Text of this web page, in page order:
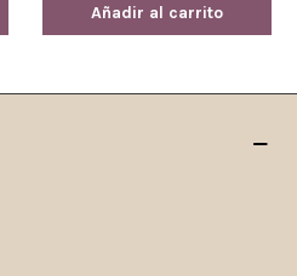
Añadir al carrito